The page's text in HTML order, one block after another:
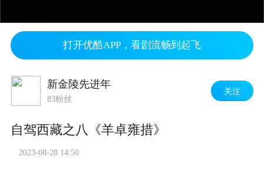
打开优酷APP，看剧流畅到起飞
新金陵先进年
83粉丝
关注
自驾西藏之八《羊卓雍措》
2023-08-28 14:50